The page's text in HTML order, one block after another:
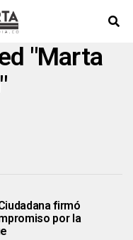
"Marta
firmó
por la